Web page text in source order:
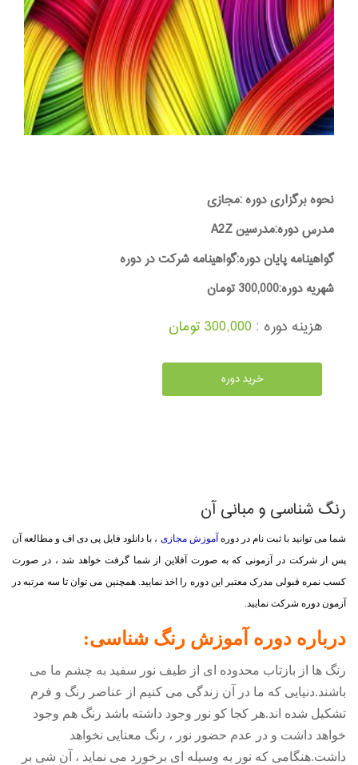
نحوه برگزاری دوره :مجازی
مدرس دوره:مدرسین A2Z
گواهینامه پایان دوره:گواهینامه شرکت در دوره
شهریه دوره:300,000 تومان
هزینه دوره : 300,000 تومان
خرید دوره
رنگ شناسی و مبانی آن
شما می توانید با ثبت نام در دوره آموزش مجازی ، با دانلود فایل پی دی اف و مطالعه آن
پس از شرکت در آزمونی که به صورت آفلاین از شما گرفت خواهد شد ، در صورت
کسب نمره قبولی مدرک معتبر این دوره را اخذ نمایید. همچنین می توان تا سه مرتبه در
آزمون دوره شرکت نمایید.
درباره دوره آموزش رنگ شناسی:
رنگ ها از بازتاب محدوده ای از طیف نور سفید به چشم ما می
باشند.دنیایی که ما در آن زندگی می کنیم از عناصر رنگ و فرم
تشکیل شده اند.هر کجا کو نور وجود داشته باشد رنگ هم وجود
خواهد داشت و در عدم حضور نور ، رنگ معنایی نخواهد
داشت.هنگامی که نور به وسیله ای برخورد می نماید ، آن شی بر